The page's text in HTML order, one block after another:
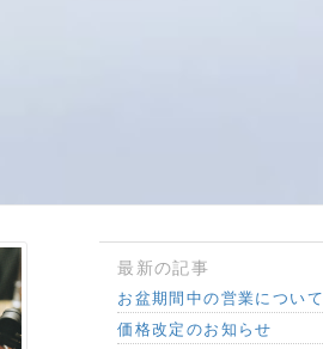
最新の記事
お盆期間中の営業について
価格改定のお知らせ